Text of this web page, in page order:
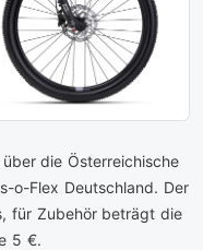
die Österreichische
o-Flex Deutschland. Der
für Zubehör beträgt die
5 €.